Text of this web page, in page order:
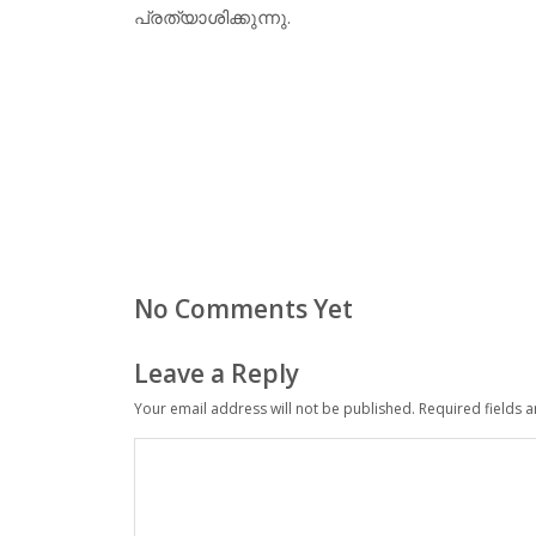
പ്രത്യാശിക്കുന്നു.
No Comments Yet
Leave a Reply
Your email address will not be published. Required fields